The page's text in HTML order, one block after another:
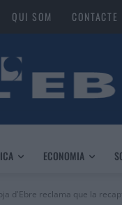
QUI SOM CONTACTE
ECONOMIA
d'Ebre reclama que la